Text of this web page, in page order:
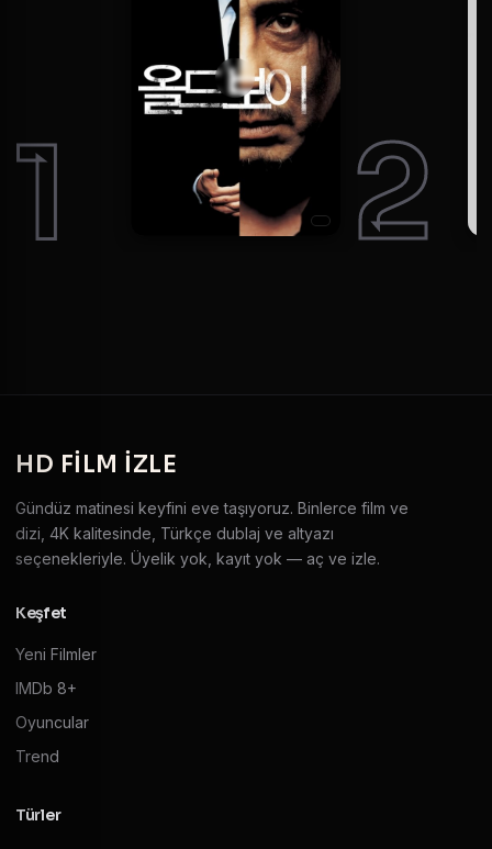
1 2
HD FILM IZLE
Gündüz matinesi keyfini eve taşıyoruz. Binlerce film ve
dizi, 4K kalitesinde, Türkçe dublaj ve altyazı
seçenekleriyle. Üyelik yok, kayıt yok — aç ve izle.
Keşfet
Yeni Filmler
IMDb 8+
Oyuncular
Trend
Türler